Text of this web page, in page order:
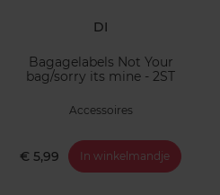
DI
Bagagelabels Not Your
bag/sorry its mine - 2ST
Accessoires
€ 5,99 In winkelmandje